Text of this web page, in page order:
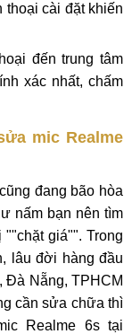
thoại cài đặt khiến
đến trung tâm
xác nhất, chấm
mic Realme
đang bão hòa
nấm bạn nên tìm
giá"". Trong
lâu đời hàng đầu
Đà Nẵng, TPHCM
cần sửa chữa thì
Realme 6s tại